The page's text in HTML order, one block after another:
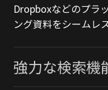
Dropboxなどのプラ
ング資料をシームレ
強力な検索機